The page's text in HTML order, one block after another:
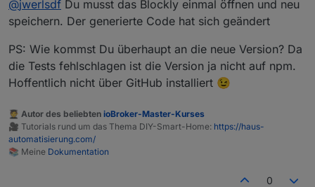
mehr habe.
@jwerlsdf Du musst das Blockly einmal öffnen und neu
speichern. Der generierte Code hat sich geändert
PS: Wie kommst Du überhaupt an die neue Version? Da
die Tests fehlschlagen ist die Version ja nicht auf npm.
Hoffentlich nicht über GitHub installiert 😉
🧑‍🎓 Autor des beliebten ioBroker-Master-Kurses
🎥 Tutorials rund um das Thema DIY-Smart-Home: https://haus-
automatisierung.com/
📚 Meine Dokumentation
0